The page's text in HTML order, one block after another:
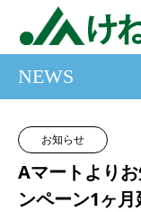
NEWS
お知らせ
Aマートより
ンペーン1ヶ月